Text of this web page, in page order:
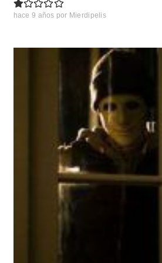
hace 9 años por Mierdipelis